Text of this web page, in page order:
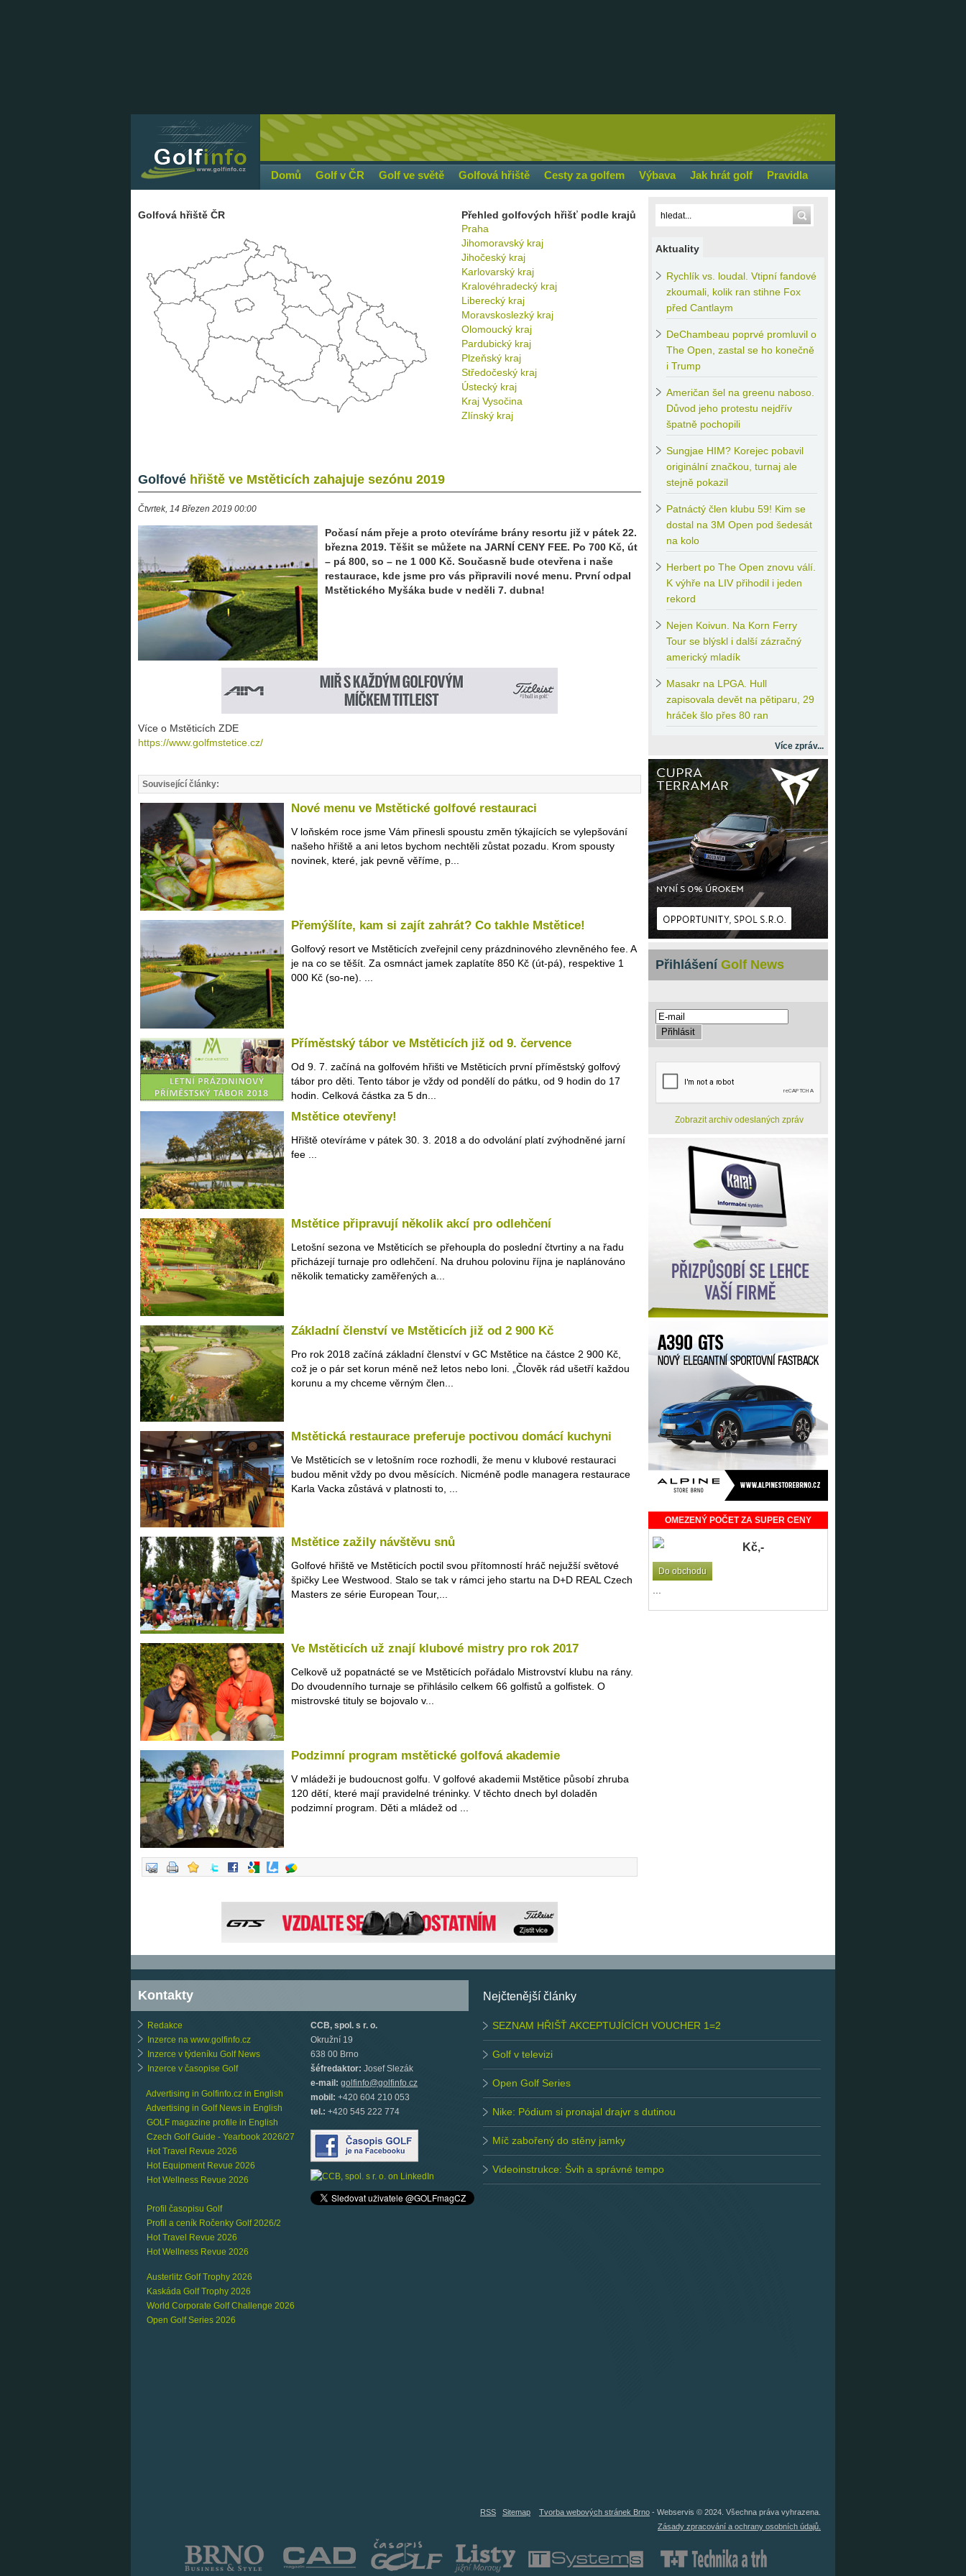
Domů Golf v ČR Golf ve světě Golfová hřiště Cesty za golfem Výbava Jak hrát golf Pravidla
Golfová hřiště ČR
Přehled golfových hřišť podle krajů
Praha
Jihomoravský kraj
Jihočeský kraj
Karlovarský kraj
Kralovéhradecký kraj
Liberecký kraj
Moravskoslezký kraj
Olomoucký kraj
Pardubický kraj
Plzeňský kraj
Středočeský kraj
Ústecký kraj
Kraj Vysočina
Zlínský kraj
Golfové hřiště ve Mstěticích zahajuje sezónu 2019
Čtvrtek, 14 Březen 2019 00:00
Počasí nám přeje a proto otevíráme brány resortu již v pátek 22.
března 2019. Těšit se můžete na JARNÍ CENY FEE. Po 700 Kč, út
– pá 800, so – ne 1 000 Kč. Současně bude otevřena i naše
restaurace, kde jsme pro vás připravili nové menu. První odpal
Mstětického Myšáka bude v neděli 7. dubna!
Více o Mstěticích ZDE
https://www.golfmstetice.cz/
Související články:
Nové menu ve Mstětické golfové restauraci
V loňském roce jsme Vám přinesli spoustu změn týkajících se vylepšování
našeho hřiště a ani letos bychom nechtěli zůstat pozadu. Krom spousty
novinek, které, jak pevně věříme, p...
Přemýšlíte, kam si zajít zahrát? Co takhle Mstětice!
Golfový resort ve Mstěticích zveřejnil ceny prázdninového zlevněného fee. A
je na co se těšít. Za osmnáct jamek zaplatíte 850 Kč (út-pá), respektive 1
000 Kč (so-ne). ...
Příměstský tábor ve Mstěticích již od 9. července
Od 9. 7. začíná na golfovém hřišti ve Mstěticích první příměstský golfový
tábor pro děti. Tento tábor je vždy od pondělí do pátku, od 9 hodin do 17
hodin. Celková částka za 5 dn...
Mstětice otevřeny!
Hřiště otevíráme v pátek 30. 3. 2018 a do odvolání platí zvýhodněné jarní
fee ...
Mstětice připravují několik akcí pro odlehčení
Letošní sezona ve Mstěticích se přehoupla do poslední čtvrtiny a na řadu
přicházejí turnaje pro odlehčení. Na druhou polovinu října je naplánováno
několik tematicky zaměřených a...
Základní členství ve Mstěticích již od 2 900 Kč
Pro rok 2018 začíná základní členství v GC Mstětice na částce 2 900 Kč,
což je o pár set korun méně než letos nebo loni. „Člověk rád ušetří každou
korunu a my chceme věrným člen...
Mstětická restaurace preferuje poctivou domácí kuchyni
Ve Mstěticích se v letošním roce rozhodli, že menu v klubové restauraci
budou měnit vždy po dvou měsících. Nicméně podle managera restaurace
Karla Vacka zůstává v platnosti to, ...
Mstětice zažily návštěvu snů
Golfové hřiště ve Mstěticích poctil svou přítomností hráč nejužší světové
špičky Lee Westwood. Stalo se tak v rámci jeho startu na D+D REAL Czech
Masters ze série European Tour,...
Ve Mstěticích už znají klubové mistry pro rok 2017
Celkově už popatnácté se ve Mstěticích pořádalo Mistrovství klubu na rány.
Do dvoudenního turnaje se přihlásilo celkem 66 golfistů a golfistek. O
mistrovské tituly se bojovalo v...
Podzimní program mstětické golfová akademie
V mládeži je budoucnost golfu. V golfové akademii Mstětice působí zhruba
120 dětí, které mají pravidelné tréninky. V těchto dnech byl doladěn
podzimní program. Děti a mládež od ...
Aktuality
Rychlík vs. loudal. Vtipní fandové
zkoumali, kolik ran stihne Fox
před Cantlaym
DeChambeau poprvé promluvil o
The Open, zastal se ho konečně
i Trump
Američan šel na greenu naboso.
Důvod jeho protestu nejdřív
špatně pochopili
Sungjae HIM? Korejec pobavil
originální značkou, turnaj ale
stejně pokazil
Patnáctý člen klubu 59! Kim se
dostal na 3M Open pod šedesát
na kolo
Herbert po The Open znovu válí.
K výhře na LIV přihodil i jeden
rekord
Nejen Koivun. Na Korn Ferry
Tour se blýskl i další zázračný
americký mladík
Masakr na LPGA. Hull
zapisovala devět na pětiparu, 29
hráček šlo přes 80 ran
Více zpráv...
Přihlášení Golf News
Zobrazit archiv odeslaných zpráv
OMEZENÝ POČET ZA SUPER CENY
Kč,-
Do obchodu
Kontakty
Redakce
Inzerce na www.golfinfo.cz
Inzerce v týdeníku Golf News
Inzerce v časopise Golf
Advertising in Golfinfo.cz in English
Advertising in Golf News in English
GOLF magazine profile in English
Czech Golf Guide - Yearbook 2026/27
Hot Travel Revue 2026
Hot Equipment Revue 2026
Hot Wellness Revue 2026
Profil časopisu Golf
Profil a ceník Ročenky Golf 2026/2
Hot Travel Revue 2026
Hot Wellness Revue 2026
Austerlitz Golf Trophy 2026
Kaskáda Golf Trophy 2026
World Corporate Golf Challenge 2026
Open Golf Series 2026
CCB, spol. s r. o.
Okružní 19
638 00 Brno
šéfredaktor: Josef Slezák
e-mail: golfinfo@golfinfo.cz
mobil: +420 604 210 053
tel.: +420 545 222 774
Nejčtenější články
SEZNAM HŘIŠŤ AKCEPTUJÍCÍCH VOUCHER 1=2
Golf v televizi
Open Golf Series
Nike: Pódium si pronajal drajvr s dutinou
Míč zabořený do stěny jamky
Videoinstrukce: Švih a správné tempo
RSS Sitemap Tvorba webových stránek Brno - Webservis © 2024. Všechna práva vyhrazena.
Zásady zpracování a ochrany osobních údajů.